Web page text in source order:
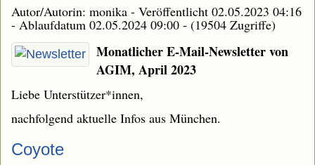
Autor/Autorin: monika - Veröffentlicht 02.05.2023 04:16
- Ablaufdatum 02.05.2024 09:00 - (19504 Zugriffe)
Monatlicher E-Mail-Newsletter von
AGIM, April 2023
Liebe Unterstützer*innen,
nachfolgend aktuelle Infos aus München.
Coyote